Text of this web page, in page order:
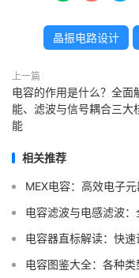
晶振电路设计
上一篇
电容的作用是什么？全面
能、滤波与信号耦合三大
能
相关推荐
MEX电容：高效电子
电容滤波与电感滤波
电容器直标解读：快
电容图鉴大全：各种